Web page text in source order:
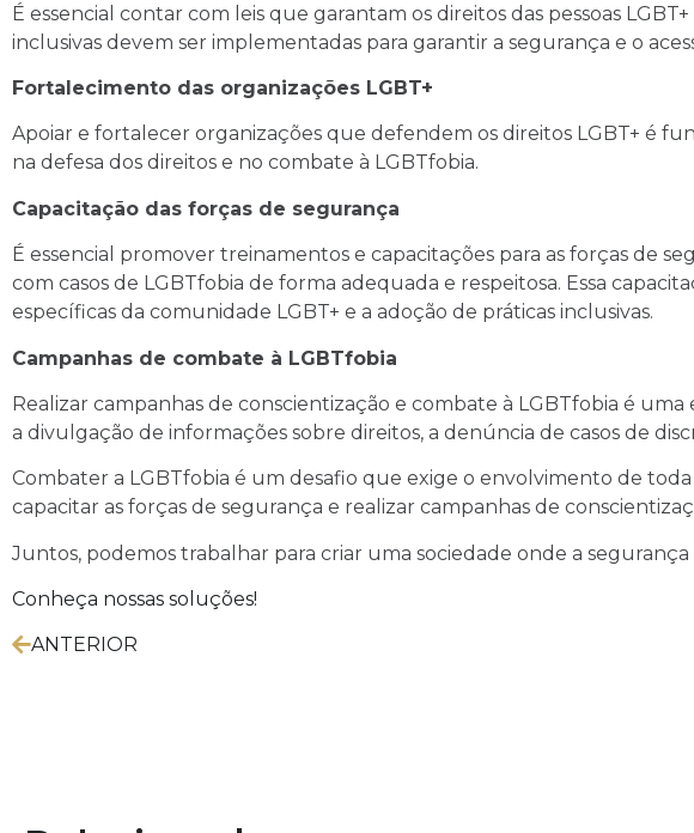
É essencial contar com leis que garantam os direitos das pessoas
inclusivas devem ser implementadas para garantir a segurança e o
Fortalecimento das organizações LGBT+
Apoiar e fortalecer organizações que defendem os direitos LGBT+ é
na defesa dos direitos e no combate à LGBTfobia.
Capacitação das forças de segurança
É essencial promover treinamentos e capacitações para as forças de
com casos de LGBTfobia de forma adequada e respeitosa. Essa
específicas da comunidade LGBT+ e a adoção de práticas inclusivas.
Campanhas de combate à LGBTfobia
Realizar campanhas de conscientização e combate à LGBTfobia é
a divulgação de informações sobre direitos, a denúncia de casos de
Combater a LGBTfobia é um desafio que exige o envolvimento de
capacitar as forças de segurança e realizar campanhas de
Juntos, podemos trabalhar para criar uma sociedade onde a segurança
Conheça nossas soluções!
ANTERIOR